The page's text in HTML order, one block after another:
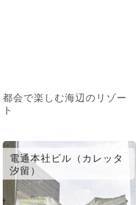
都会で楽しむ海辺のリゾー
ト
電通本社ビル（カレッタ
汐留）